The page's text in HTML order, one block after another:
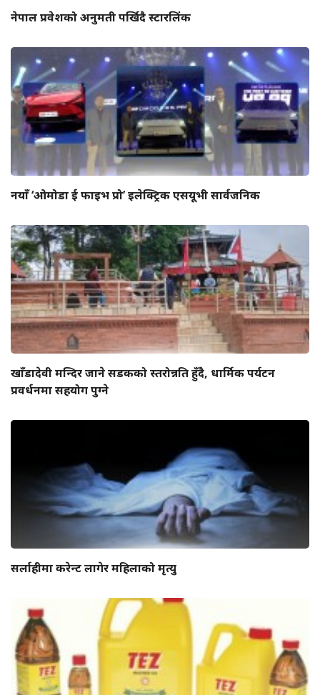
नेपाल प्रवेशको अनुमती पर्खिदै स्टारलिंक
नयाँ ‘ओमोडा ई फाइभ प्रो’ इलेक्ट्रिक एसयूभी सार्वजनिक
खाँडादेवी मन्दिर जाने सडकको स्तरोन्नति हुँदै, धार्मिक पर्यटन
प्रवर्धनमा सहयोग पुग्ने
सर्लाहीमा करेन्ट लागेर महिलाको मृत्यु